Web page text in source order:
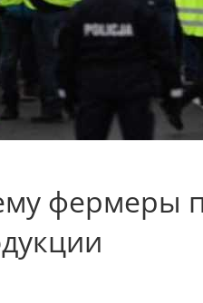
фермеры